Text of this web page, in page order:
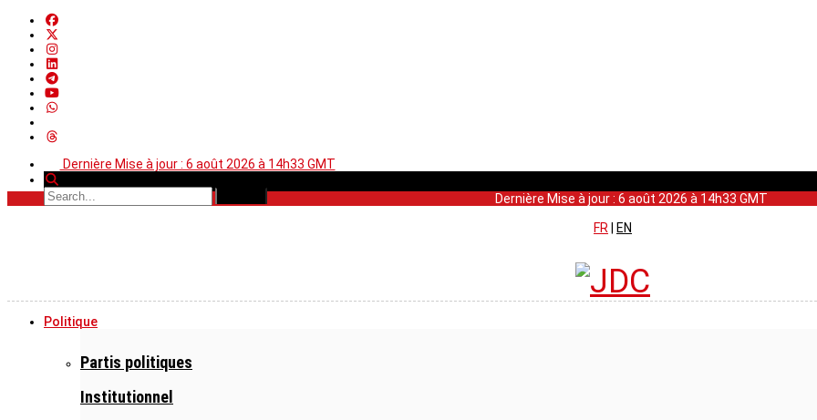
Dernière Mise à jour : 6 août 2026 à 14h33 GMT
Dernière Mise à jour : 6 août 2026 à 14h33 GMT
FR
EN
Politique
Partis politiques
Institutionnel